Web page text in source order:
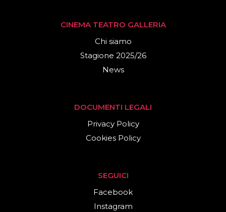
CINEMA TEATRO GALLERIA
Chi siamo
Stagione 2025/26
News
DOCUMENTI LEGALI
Privacy Policy
Cookies Policy
SEGUICI
Facebook
Instagram